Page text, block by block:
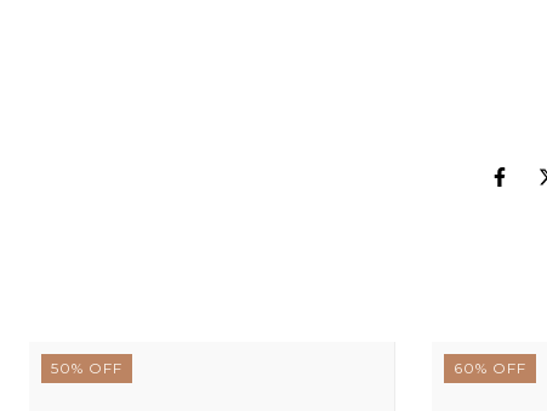
50% OFF 60% OFF